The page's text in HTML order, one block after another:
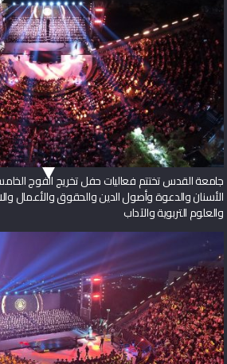
جامعة القدس تختتم فعاليات حفل تخريج الفوج
الأسنان والدعوة وأصول الدين والحقوق والأعمال
والعلوم التربوية والآداب